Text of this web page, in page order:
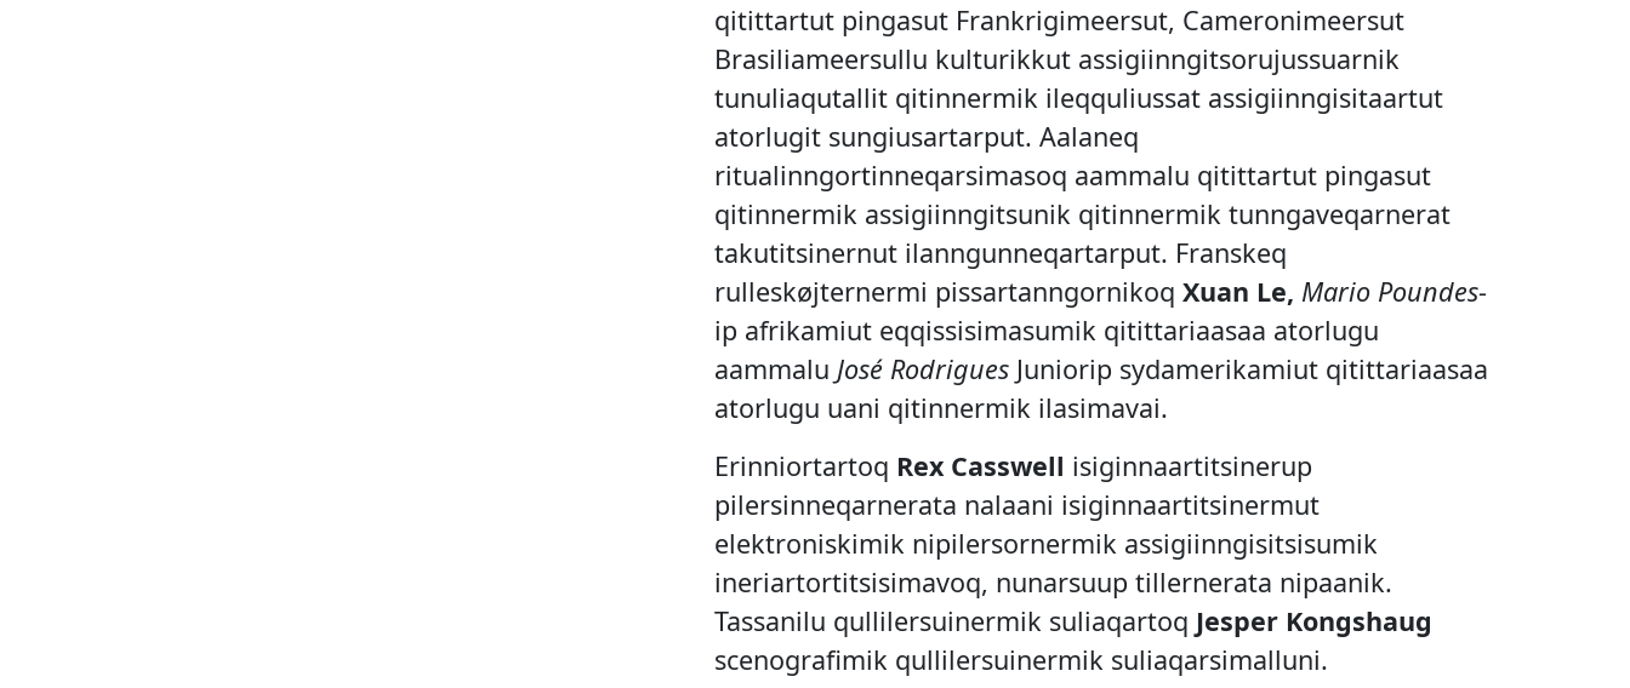
qitittartut pingasut Frankrigimeersut, Cameronimeersut
Brasiliameersullu kulturikkut assigiinngitsorujussuarnik
tunuliaqutallit qitinnermik ileqquliussat assigiinngisitaartut
atorlugit sungiusartarput. Aalaneq
ritualinngortinneqarsimasoq aammalu qitittartut pingasut
qitinnermik assigiinngitsunik qitinnermik tunngaveqarnerat
takutitsinernut ilanngunneqartarput. Franskeq
rulleskøjternermi pissartanngornikoq Xuan Le, Mario Poundes-
ip afrikamiut eqqissisimasumik qitittariaasaa atorlugu
aammalu José Rodrigues Juniorip sydamerikamiut qitittariaasaa
atorlugu uani qitinnermik ilasimavai.
Erinniortartoq Rex Casswell isiginnaartitsinerup
pilersinneqarnerata nalaani isiginnaartitsinermut
elektroniskimik nipilersornermik assigiinngisitsisumik
ineriartortitsisimavoq, nunarsuup tillernerata nipaanik.
Tassanilu qullilersuinermik suliaqartoq Jesper Kongshaug
scenografimik qullilersuinermik suliaqarsimalluni.